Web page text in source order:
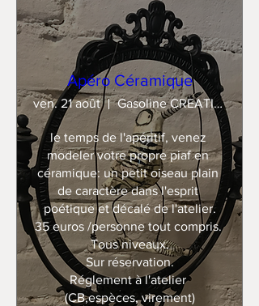
Apéro Céramique
ven. 21 août Gasoline CREATION
le temps de l'apéritif, venez
modeler votre propre piaf en
céramique: un petit oiseau plain
de caractère dans l'esprit
poétique et décalé de l'atelier.
35 euros /personne tout compris.
Tous niveaux.
Sur réservation.
Réglement à l'atelier
(CB,espèces, virement)